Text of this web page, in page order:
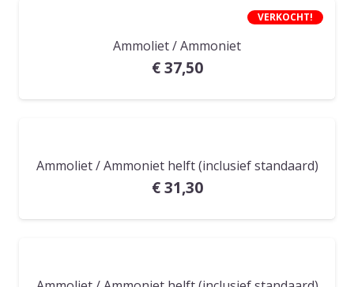
VERKOCHT!
Ammoliet / Ammoniet
€37,50
Ammoliet / Ammoniet helft (inclusief standaard)
€31,30